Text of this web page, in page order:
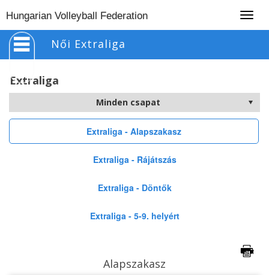
Hungarian Volleyball Federation
Női Extraliga
Extraliga
Extraliga - Alapszakasz
Extraliga - Rájátszás
Extraliga - Döntők
Extraliga - 5-9. helyért
Alapszakasz